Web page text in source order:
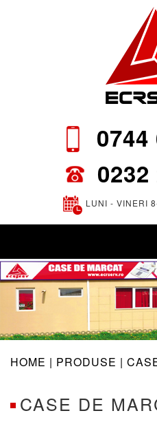
0744
0232
LUNI - VINERI
HOME | PRODUSE |
CASE DE